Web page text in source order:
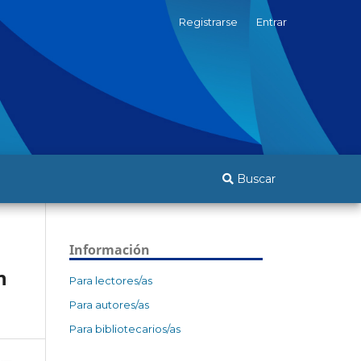
Buscar
Registrarse Entrar
Información
Para lectores/as
Para autores/as
Para bibliotecarios/as